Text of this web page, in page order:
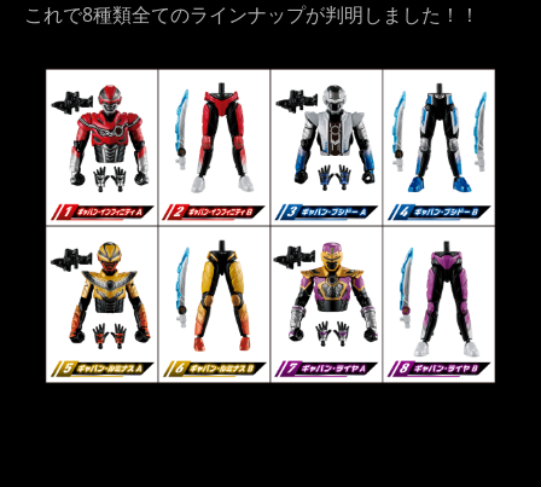
これで8種類全てのラインナップが判明しました！！